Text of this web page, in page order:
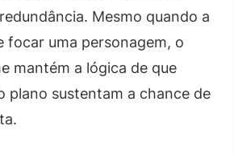
Mesmo quando a
focar uma personagem, o
mantém a lógica de que
plano sustentam a chance de